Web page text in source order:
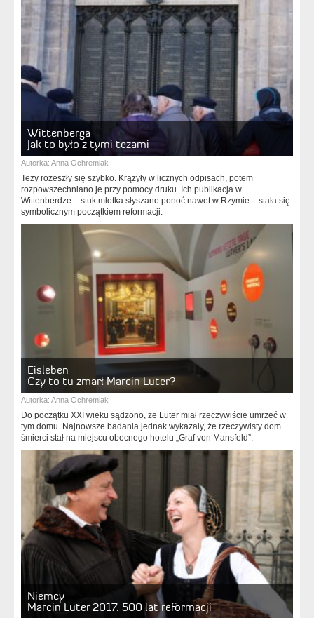
Wittenberga
Jak to było z tymi tezami
Autorka: Anna Ochremiak
Tezy rozeszły się szybko. Krążyły w licznych odpisach, potem
rozpowszechniano je przy pomocy druku. Ich publikacja w
Wittenberdze – stuk młotka słyszano ponoć nawet w Rzymie – stała się
symbolicznym początkiem reformacji.
Eisleben
Czy to tu zmarł Marcin Luter?
Autorka: Anna Ochremiak
Do początku XXI wieku sądzono, że Luter miał rzeczywiście umrzeć w
tym domu. Najnowsze badania jednak wykazały, że rzeczywisty dom
śmierci stał na miejscu obecnego hotelu „Graf von Mansfeld”.
Niemcy
Marcin Luter 2017. 500 lat reformacji